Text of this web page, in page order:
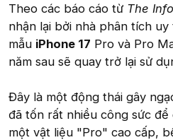
Theo các báo cáo từ The
nhận lại bởi nhà phân tích
mẫu iPhone 17 Pro và Pro
năm sau sẽ quay trở lại sử
Đây là một động thái gây
đã tốn rất nhiều công sức
một vật liệu "Pro" cao cấp,